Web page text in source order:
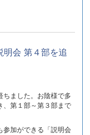
会 第４部を追
ました。お陰様で多
、第１部～第３部まで
加ができる「説明会